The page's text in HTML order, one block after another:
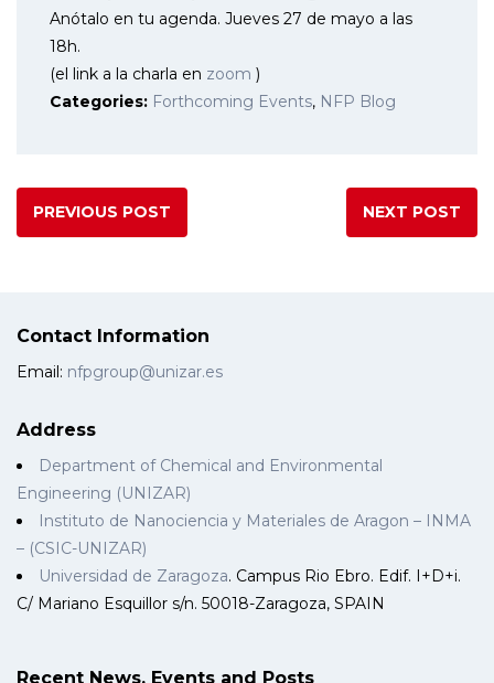
Anótalo en tu agenda. Jueves 27 de mayo a las
18h.
(el link a la charla en zoom )
Categories: Forthcoming Events, NFP Blog
PREVIOUS POST NEXT POST
Contact Information
Email: nfpgroup@unizar.es
Address
Department of Chemical and Environmental
Engineering (UNIZAR)
Instituto de Nanociencia y Materiales de Aragon – INMA
– (CSIC-UNIZAR)
Universidad de Zaragoza. Campus Rio Ebro. Edif. I+D+i.
C/ Mariano Esquillor s/n. 50018-Zaragoza, SPAIN
Recent News, Events and Posts